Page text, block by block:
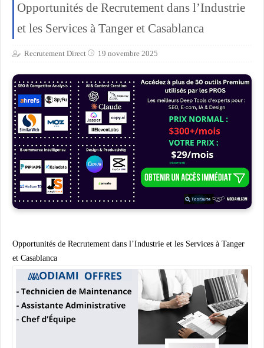
Opportunités de Recrutement dans l’Industrie
et les Services à Tanger et Casablanca
Recrutement Direct 19 novembre 2025
Opportunités de Recrutement dans l’Industrie et les Services à Tanger
et Casablanca